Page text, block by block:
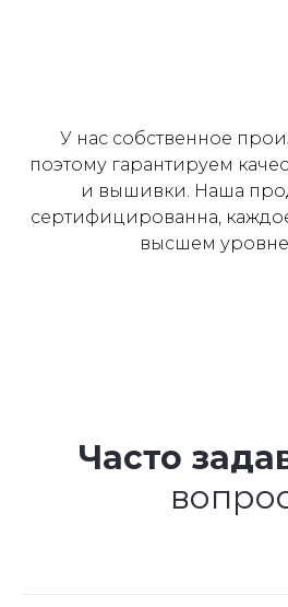
У нас собственное
поэтому гарантируем
и вышивки. Наша
сертифицированна,
высшем
Часто